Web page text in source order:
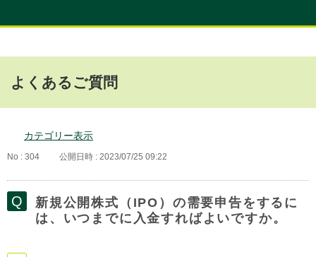
よくあるご質問
カテゴリー表示
No : 304 公開日時 : 2023/07/25 09:22
新規公開株式（IPO）の需要申告をするに
は、いつまでに入金すればよいですか。